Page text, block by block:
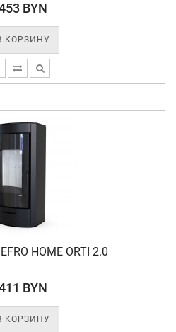
BYN
КОРЗИНУ
HOME ORTI 2.0
BYN
КОРЗИНУ